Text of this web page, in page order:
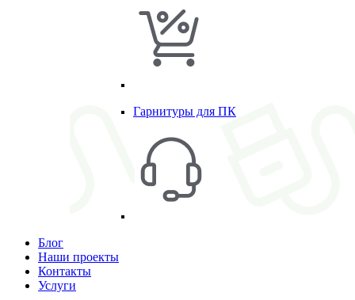
Гарнитуры для ПК
Блог
Наши проекты
Контакты
Услуги